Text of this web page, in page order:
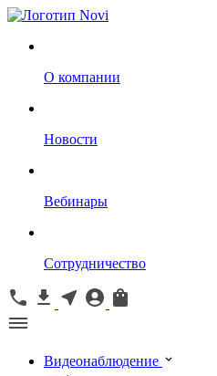
О компании
Новости
Вебинары
Сотрудничество
Видеонаблюдение